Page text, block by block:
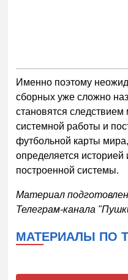
Именно поэтому
сборных уже сложно
становятся следствием
системной работы и
футбольной карты
определяется
построенной системы.
Материал
Телеграм-канала
МАТЕРИАЛЫ ПО